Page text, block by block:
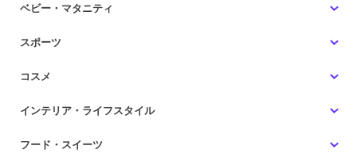
ベビー・マタニティ
スポーツ
コスメ
インテリア・ライフスタイル
フード・スイーツ